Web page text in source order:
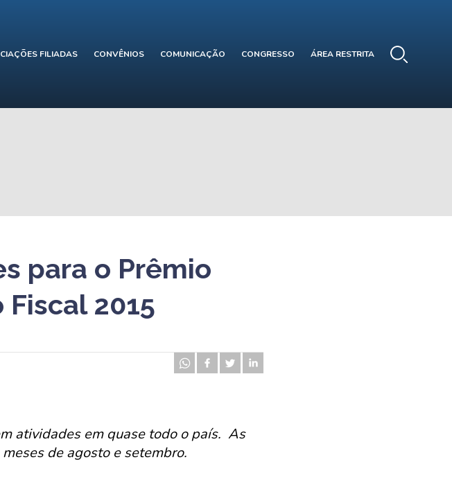
FILIADAS CONVÊNIOS COMUNICAÇÃO CONGRESSO ÁREA RESTRITA
para o Prêmio
2015
atividades em quase todo o país. As
de agosto e setembro.